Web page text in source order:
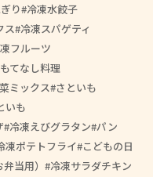
り 冷凍水餃子
ス 冷凍スパゲティ
フルーツ
もてなし料理
ミックス さといも
いも
冷凍えびグラタン パン
凍ポテトフライ こどもの日
当用）
冷凍サラダチキン